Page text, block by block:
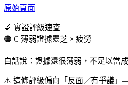
原始頁面
🔬 實證評級速查
🟠 C 薄弱證據靈芝 × 疲勞
白話說：證據還很薄弱，不足以當
⚠️ 這條評級偏向「反面／有爭議」